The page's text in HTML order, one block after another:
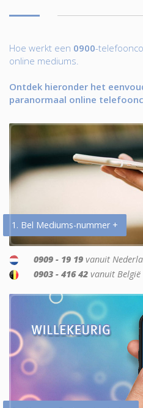
Hoe werkt een 0900-
online mediums.
Ontdek hieronder het
paranormaal online
1. Bel Mediums-nummer +
0909 - 19 19 vanuit
0903 - 416 42 vanuit België